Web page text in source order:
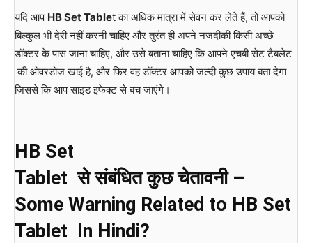
यदि आप HB Set Tablet का अधिक मात्रा में सेवन कर लेते हैं, तो आपको
बिल्कुल भी देरी नहीं करनी चाहिए और तुरंत ही अपने नजदीकी किसी अच्छे
डॉक्टर के पास जाना चाहिए, और उसे बताना चाहिए कि आपने एचबी सेट टैबलेट
की ओवरडोज खाई है, और फिर वह डॉक्टर आपको जल्दी कुछ उपाय बता देगा
जिससे कि आप साइड इफेक्ट से बच जाएंगे।
HB Set
Tablet से संबंधित कुछ चेतावनी –
Some Warning Related to HB Set
Tablet In Hindi?